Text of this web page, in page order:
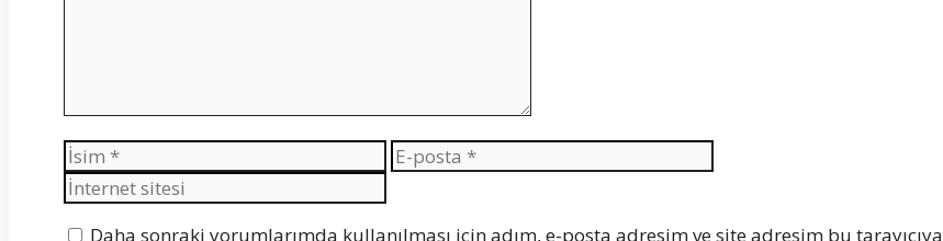
İsim
E-
posta
sitesi
Daha sonraki yorumlarımda kullanılması için adım, e-posta adresim ve site adresim bu tarayıcıya